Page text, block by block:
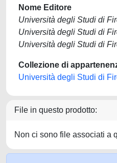
Nome Editore
Università degli Studi di
Università degli Studi di
Università degli Studi di
Collezione di
Università degli Studi di
File in questo prodotto:
Non ci sono file associati a